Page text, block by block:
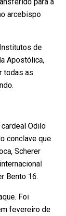
arcebispo
de
Apostólica,
todas as
Odilo
conclave que
Scherer
Bento 16.
Foi
fevereiro de